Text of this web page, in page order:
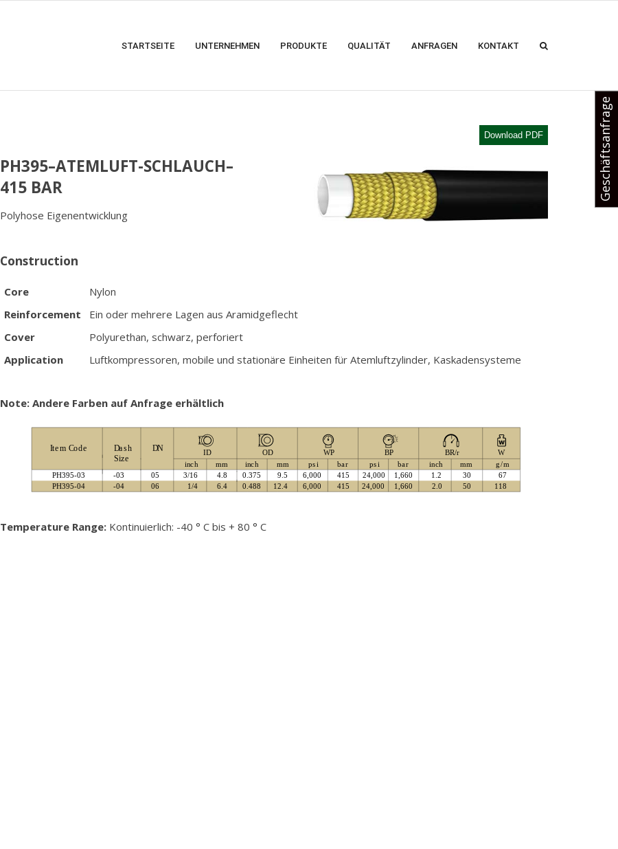
STARTSEITE UNTERNEHMEN PRODUKTE QUALITÄT ANFRAGEN KONTAKT
Download PDF
PH395–ATEMLUFT-SCHLAUCH–
415 BAR
Polyhose Eigenentwicklung
Construction
Core
Nylon
Reinforcement
Ein oder mehrere Lagen aus Aramidgeflecht
Cover
Polyurethan, schwarz, perforiert
Application
Luftkompressoren, mobile und stationäre Einheiten für Atemluftzylinder, Kaskadensysteme
Note: Andere Farben auf Anfrage erhältlich
Temperature Range: Kontinuierlich: -40 ° C bis + 80 ° C
Geschäftsanfrage